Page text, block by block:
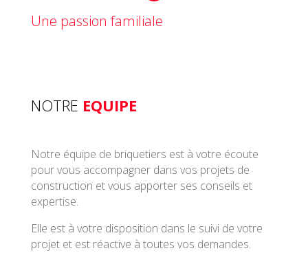
Une passion familiale
NOTRE EQUIPE
Notre équipe de briquetiers est à votre écoute
pour vous accompagner dans vos projets de
construction et vous apporter ses conseils et
expertise.
Elle est à votre disposition dans le suivi de votre
projet et est réactive à toutes vos demandes.